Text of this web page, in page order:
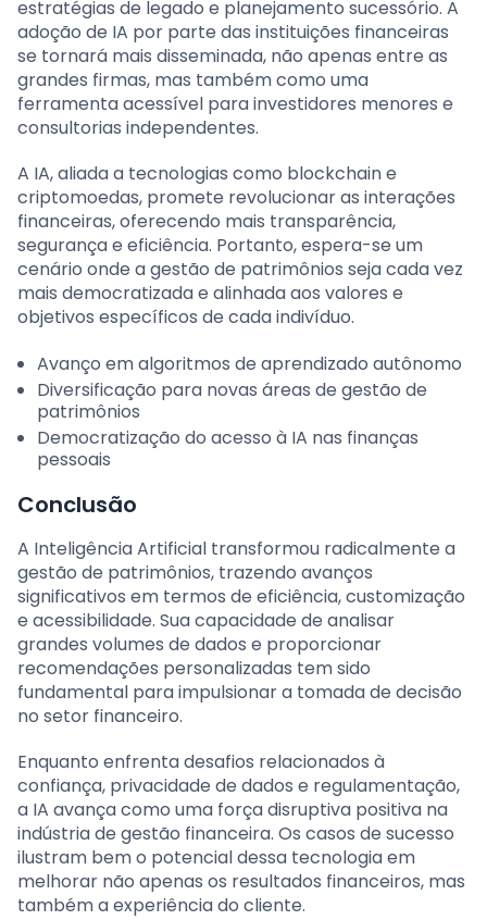
estratégias de legado e planejamento sucessório. A
adoção de IA por parte das instituições financeiras
se tornará mais disseminada, não apenas entre as
grandes firmas, mas também como uma
ferramenta acessível para investidores menores e
consultorias independentes.
A IA, aliada a tecnologias como blockchain e
criptomoedas, promete revolucionar as interações
financeiras, oferecendo mais transparência,
segurança e eficiência. Portanto, espera-se um
cenário onde a gestão de patrimônios seja cada vez
mais democratizada e alinhada aos valores e
objetivos específicos de cada indivíduo.
Avanço em algoritmos de aprendizado autônomo
Diversificação para novas áreas de gestão de
patrimônios
Democratização do acesso à IA nas finanças
pessoais
Conclusão
A Inteligência Artificial transformou radicalmente a
gestão de patrimônios, trazendo avanços
significativos em termos de eficiência, customização
e acessibilidade. Sua capacidade de analisar
grandes volumes de dados e proporcionar
recomendações personalizadas tem sido
fundamental para impulsionar a tomada de decisão
no setor financeiro.
Enquanto enfrenta desafios relacionados à
confiança, privacidade de dados e regulamentação,
a IA avança como uma força disruptiva positiva na
indústria de gestão financeira. Os casos de sucesso
ilustram bem o potencial dessa tecnologia em
melhorar não apenas os resultados financeiros, mas
também a experiência do cliente.